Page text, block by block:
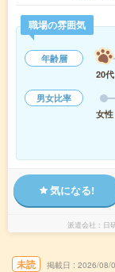
職場の雰囲気
年齢層
20代
男女比率
女性
気になる!
派遣会社 日
未読 掲載日 2026/08/